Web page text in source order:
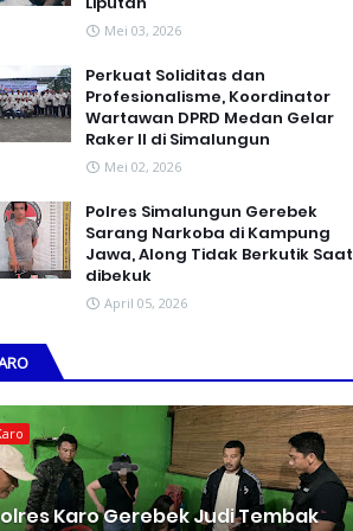
Mei 03, 2026
Perkuat Soliditas dan
Profesionalisme, Koordinator
Wartawan DPRD Medan Gelar
Raker II di Simalungun
Mei 02, 2026
Polres Simalungun Gerebek
Sarang Narkoba di Kampung
Jawa, Along Tidak Berkutik Saat
dibekuk
April 05, 2026
Karo Gerebek Judi Tembak